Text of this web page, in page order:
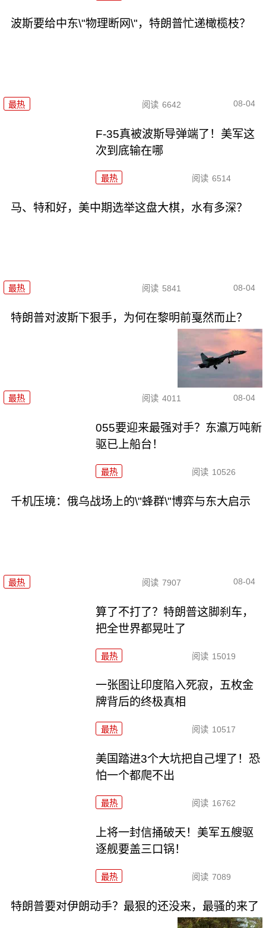
波斯要给中东\"物理断网\"，特朗普忙递橄榄枝？
最热 阅读 6642 08-04
F-35真被波斯导弹端了！美军这
次到底输在哪
最热 阅读 6514
马、特和好，美中期选举这盘大棋，水有多深？
最热 阅读 5841 08-04
特朗普对波斯下狠手，为何在黎明前戛然而止？
最热 阅读 4011 08-04
055要迎来最强对手？东瀛万吨新
驱已上船台！
最热 阅读 10526
千机压境：俄乌战场上的\"蜂群\"博弈与东大启示
最热 阅读 7907 08-04
算了不打了？特朗普这脚刹车，
把全世界都晃吐了
最热 阅读 15019
一张图让印度陷入死寂，五枚金
牌背后的终极真相
最热 阅读 10517
美国踏进3个大坑把自己埋了！恐
怕一个都爬不出
最热 阅读 16762
上将一封信捅破天！美军五艘驱
逐舰要盖三口锅！
最热 阅读 7089
特朗普要对伊朗动手？最狠的还没来，最骚的来了